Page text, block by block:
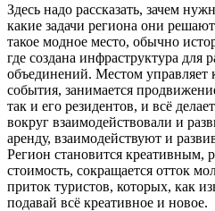
Здесь надо рассказать, зачем
какие задачи региона они
такое модное место, обычно
где создана инфраструктура для
объединений. Местом управляет
события, занимается
так и его резидентов, и всё
вокруг взаимодействовали и
аренду, взаимодействуют и
Регион становится креативным,
стоимость, сокращается отток
приток туристов, которых, как
подавай всё креативное и новое.